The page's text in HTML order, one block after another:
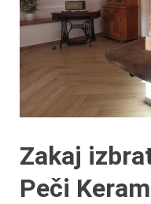
Zakaj
Peči